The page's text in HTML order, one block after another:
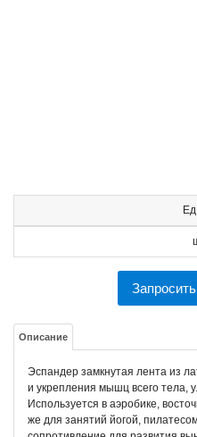
Описание
Эспандер замкнутая лента из
и укрепления мышц всего тела,
Используется в аэробике,
же для занятий йогой,